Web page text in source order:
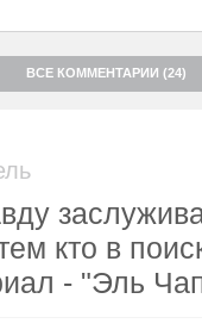
ВСЕ КОММЕНТАРИИ (24)
кто в
- "Эль